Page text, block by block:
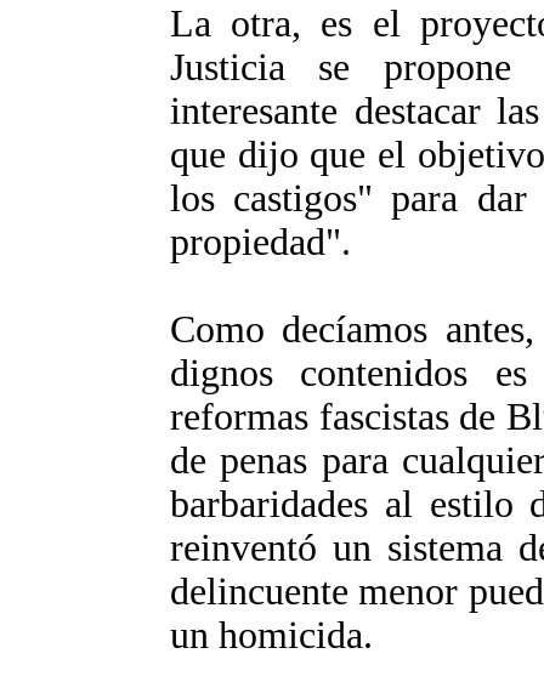
La otra, es el
Justicia se
interesante destacar
que dijo que el
los castigos" para
propiedad".
Como decíamos
dignos contenidos
reformas fascistas de
de penas para
barbaridades al estilo
reinventó un sistema
delincuente menor
un homicida.